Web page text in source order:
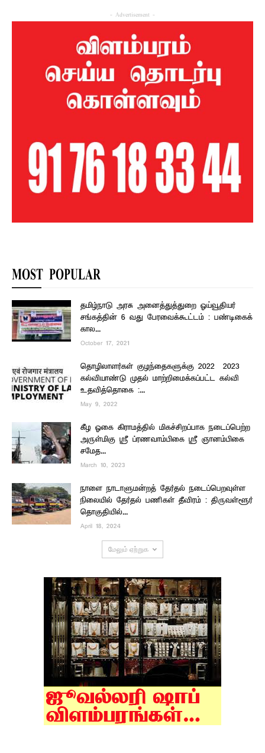
- Advertisement -
MOST POPULAR
தமிழ்நாடு அரசு அனைத்துத்துறை ஓய்வூதியர்
சங்கத்தின் 6 வது பேரவைக்கூட்டம் : பண்டிகைக்
கால...
October 17, 2021
தொழிலாளர்கள் குழந்தைகளுக்கு 2022 – 2023
கல்வியாண்டு முதல் மாற்றிமைக்கப்பட்ட கல்வி
உதவித்தொகை :...
May 9, 2022
கீழ ஓகை கிராமத்தில் மிகச்சிறப்பாக நடைப்பெற்ற
அருள்மிகு ஸ்ரீ ப்ரணவாம்பிகை ஸ்ரீ ஞானம்பிகை
சமேத...
March 10, 2023
நாளை நாடாளுமன்றத் தேர்தல் நடைப்பெறவுள்ள
நிலையில் தேர்தல் பணிகள் தீவிரம் : திருவள்ளூர்
தொகுதியில்...
April 18, 2024
மேலும் ஏற்றுக